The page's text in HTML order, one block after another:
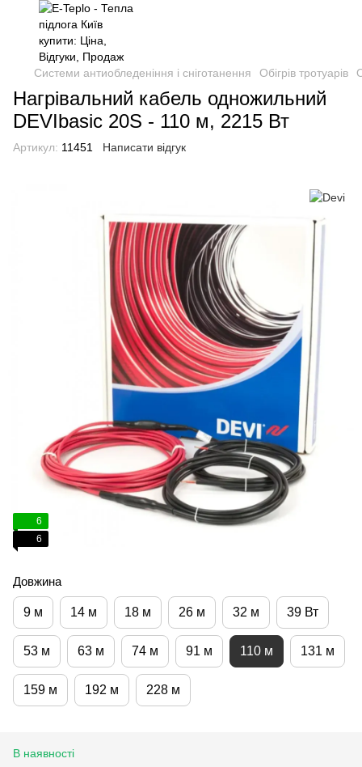
Системи антиобледеніння і сніготанення Обігрів тротуарів
Нагрівальний кабель одножильний
DEVIbasic 20S - 110 м, 2215 Вт
Артикул: 11451 Написати відгук
6
6
Довжина
9 м 14 м 18 м 26 м 32 м 39 Вт
53 м 63 м 74 м 91 м 110 м 131 м
159 м 192 м 228 м
В наявності